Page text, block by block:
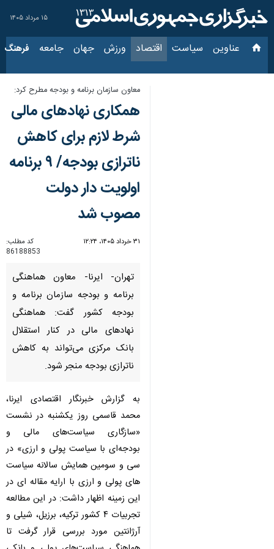
۱۵ مرداد ۱۴۰۵
عناوین‌ سیاست اقتصاد ورزش جهان جامعه فرهنگ
معاون سازمان برنامه و بودجه مطرح کرد:
همکاری نهادهای مالی
شرط لازم برای کاهش
ناترازی بودجه/ ۹ برنامه
اولویت دار دولت
مصوب شد
۳۱ خرداد ۱۴۰۵، ۱۲:۲۴
کد مطلب:
86188853
تهران- ایرنا- معاون هماهنگی
برنامه و بودجه سازمان برنامه و
بودجه کشور گفت: هماهنگی
نهادهای مالی در کنار استقلال
بانک مرکزی می‌تواند به کاهش
ناترازی بودجه منجر شود.
به گزارش خبرنگار اقتصادی ایرنا،
محمد قاسمی روز یکشنبه در نشست
«سازگاری سیاست‌های مالی و
بودجه‌ای با سیاست پولی و ارزی» در
سی و سومین همایش سالانه سیاست
های پولی و ارزی با ارایه مقاله ای در
این زمینه اظهار داشت: در این مطالعه
تجربیات ۴ کشور ترکیه، برزیل، شیلی و
آرژانتین مورد بررسی قرار گرفت تا